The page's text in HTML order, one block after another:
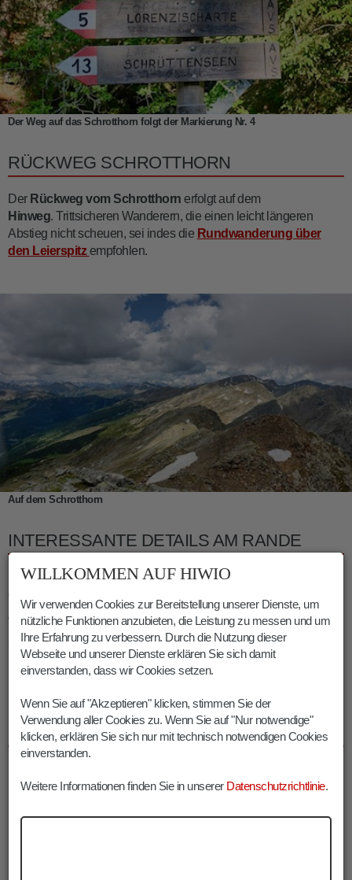
Der Weg auf das Schrotthorn folgt der Markierung Nr. 4
RÜCKWEG SCHROTTHORN
Der Rückweg vom Schrotthorn erfolgt auf dem
Hinweg. Trittsicheren Wanderern, die einen leicht längeren
Abstieg nicht scheuen, sei indes die Rundwanderung über
den Leierspitzempfohlen.
Auf dem Schrotthorn
INTERESSANTE DETAILS AM RANDE
DasSchrotthornist mit 2.590 m Höhe die
Wegen seines heilsamen, eisenhaltigen Wassers warBad
Schalderseinst weit über die Landesgrenzen hinaus bekannt.
Das kühle Nass sollte beispielsweise bei Magenbeschwerden
Linderung verschaffen.
INFOS WANDERUNG SCHROTTHORN
SCHALDERS
Länge:
11 km
WILLKOMMEN AUF HIWIO
Wir verwenden Cookies zur Bereitstellung unserer Dienste, um
nützliche Funktionen anzubieten, die Leistung zu messen und um
Ihre Erfahrung zu verbessern. Durch die Nutzung dieser
Webseite und unserer Dienste erklären Sie sich damit
einverstanden, dass wir Cookies setzen.
Wenn Sie auf "Akzeptieren" klicken, stimmen Sie der
Verwendung aller Cookies zu. Wenn Sie auf "Nur notwendige"
klicken, erklären Sie sich nur mit technisch notwendigen Cookies
einverstanden.
Weitere Informationen finden Sie in unserer Datenschutzrichtlinie.